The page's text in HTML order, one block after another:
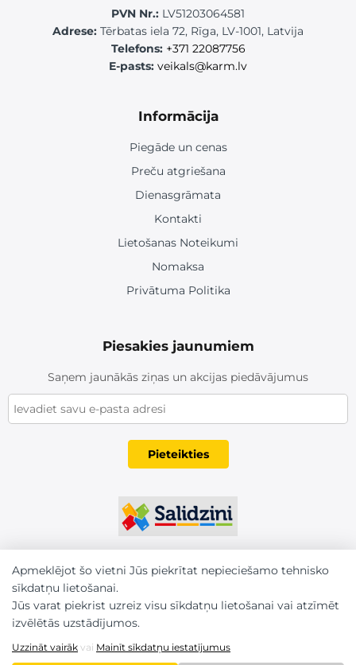
PVN Nr.: LV51203064581
Adrese: Tērbatas iela 72, Rīga, LV-1001, Latvija
Telefons: +371 22087756
E-pasts: veikals@karm.lv
Informācija
Piegāde un cenas
Preču atgriešana
Dienasgrāmata
Kontakti
Lietošanas Noteikumi
Nomaksa
Privātuma Politika
Piesakies jaunumiem
Saņem jaunākās ziņas un akcijas piedāvājumus
Pieteikties
Apmeklējot šo vietni Jūs piekrītat nepieciešamo tehnisko
sīkdatņu lietošanai.
Jūs varat piekrist uzreiz visu sīkdatņu lietošanai vai atzīmēt
izvēlētās uzstādījumos.
Uzzināt vairāk vai Mainīt sīkdatņu iestatījumus